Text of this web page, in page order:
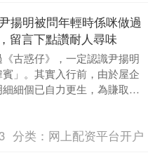
揚明被問年輕時係咪做過
留言下點讚耐人尋味
《古惑仔》，一定認識尹揚明
」。其實入行前，由於屋企
細個已自力更生，為賺取零
多份工作，12歲就開始茶餐
後....
分类： 网上配资平台开户